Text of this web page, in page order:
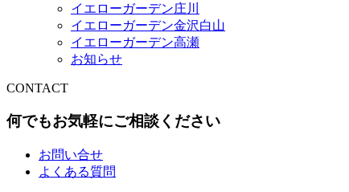
イエローガーデン庄川
イエローガーデン金沢白山
イエローガーデン高瀬
お知らせ
CONTACT
何でもお気軽にご相談ください
お問い合せ
よくある質問